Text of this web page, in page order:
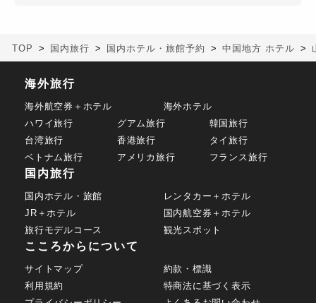
TOP 国内旅行 国内ホテル・旅館予約 中国地方 ホテル
海外旅行
海外航空券＋ホテル
海外ホテル
ハワイ旅行
グアム旅行
韓国旅行
台湾旅行
香港旅行
タイ旅行
ベトナム旅行
アメリカ旅行 フランス旅行
国内旅行
国内ホテル・旅館
レンタカー＋ホテル
JR＋ホテル
国内航空券＋ホテル
旅行モデルコース
観光スポット
こころからについて
サイトマップ
約款・標識
利用規約
特商法に基づく表示